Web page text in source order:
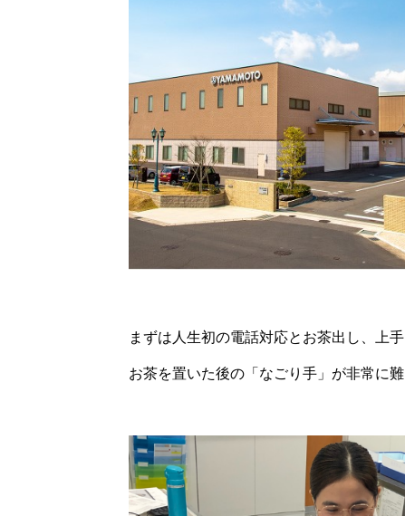
まずは人生初の電話対応とお茶出し、上
お茶を置いた後の「なごり手」が非常に難